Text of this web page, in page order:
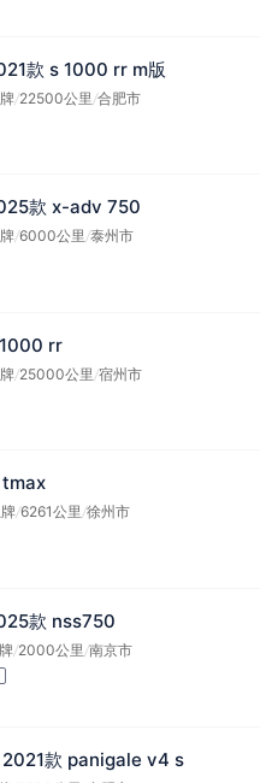
款 s 1000 rr m版
/22500公里/合肥市
款 x-adv 750
/6000公里/泰州市
rr
/25000公里 /宿州市
tmax
/6261公里 /徐州市
款 nss750
/2000公里 /南京市
2021款 panigale v4 s